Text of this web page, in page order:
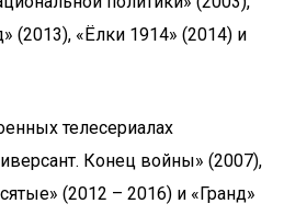
(2013), «Ёлки 1914» (2014) и
телесериалах
Конец войны» (2007),
(2012 – 2016) и «Гранд»